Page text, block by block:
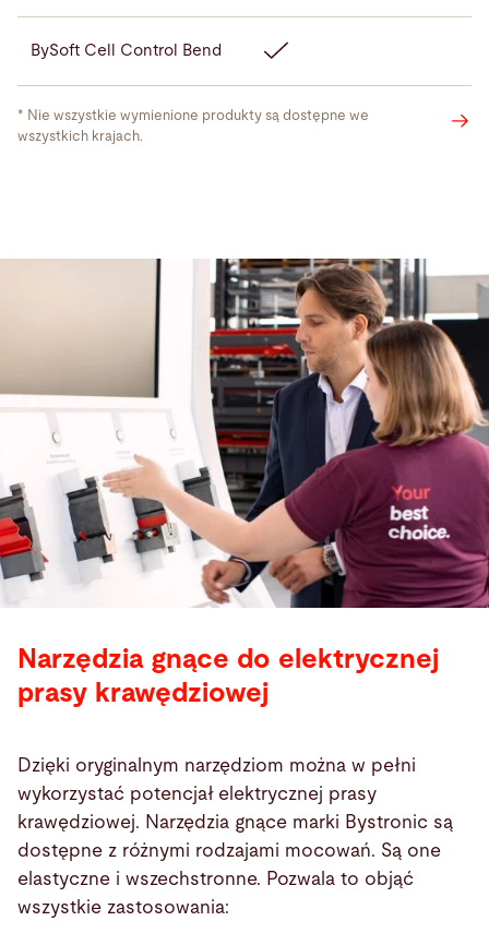
BySoft Cell Control Bend
* Nie wszystkie wymienione produkty są dostępne we
wszystkich krajach.
Narzędzia gnące do elektrycznej
prasy krawędziowej
Dzięki oryginalnym narzędziom można w pełni
wykorzystać potencjał elektrycznej prasy
krawędziowej. Narzędzia gnące marki Bystronic są
dostępne z różnymi rodzajami mocowań. Są one
elastyczne i wszechstronne. Pozwala to objąć
wszystkie zastosowania: